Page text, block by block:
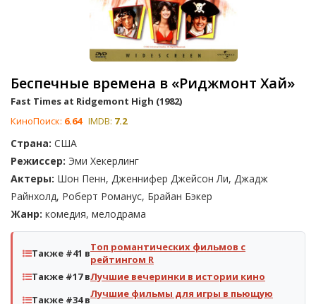
Беспечные времена в «Риджмонт Хай»
Fast Times at Ridgemont High (1982)
КиноПоиск: 6.64 IMDB: 7.2
Страна: США
Режиссер: Эми Хекерлинг
Актеры: Шон Пенн, Дженнифер Джейсон Ли, Джадж
Райнхолд, Роберт Романус, Брайан Бэкер
Жанр: комедия, мелодрама
Также #41 вТоп романтических фильмов с
рейтингом R
Также #17 вЛучшие вечеринки в истории кино
Также #34 вЛучшие фильмы для игры в пьющую